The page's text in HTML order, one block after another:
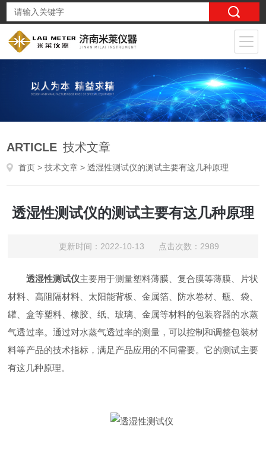
ARTICLE 技术文章
首页 >技术文章 > 透湿性测试仪的测试主要有这几种原理
透湿性测试仪的测试主要有这几种原理
更新时间：2022-10-13 点击次数：2989
透湿性测试仪主要用于测量塑料薄膜、复合膜等薄膜、片状
材料、高阻隔材料、太阳能背板、金属箔、防水卷材、瓶、袋、
罐、盒等塑料、橡胶、纸、玻璃、金属等材料的包装容器的水蒸
气透过率。通过对水蒸气透过率的测量，可以控制和调整包装材
料等产品的技术指标，满足产品应用的不同需要。它的测试主要
有这几种原理。